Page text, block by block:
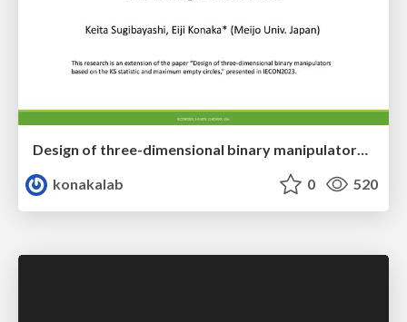
konakalab
0 520